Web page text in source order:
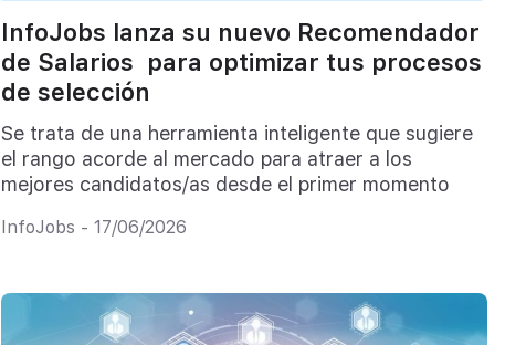
InfoJobs lanza su nuevo Recomendador
de Salarios para optimizar tus procesos
de selección
Se trata de una herramienta inteligente que sugiere
el rango acorde al mercado para atraer a los
mejores candidatos/as desde el primer momento
InfoJobs - 17/06/2026